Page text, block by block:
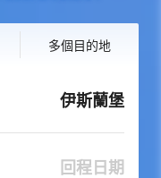
多個目的地
伊斯蘭堡
回程日期